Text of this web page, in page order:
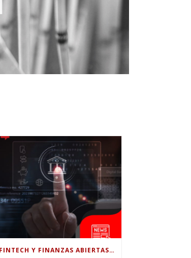
FINTECH Y FINANZAS ABIERTAS: RETOS PARA EL NUEVO GOBIERNO COLOMBIANO